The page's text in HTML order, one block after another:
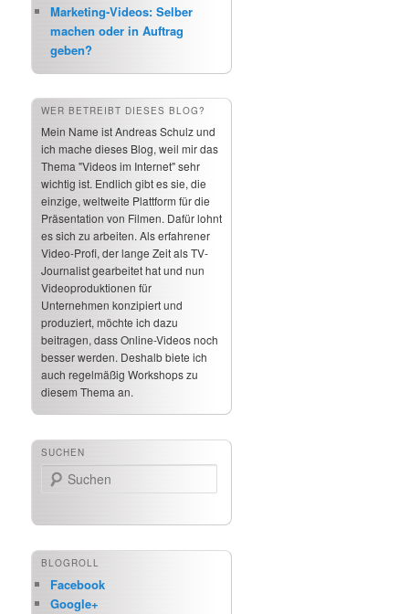
Marketing-Videos: Selber
machen oder in Auftrag
geben?
WER BETREIBT DIESES BLOG?
Mein Name ist Andreas Schulz und
ich mache dieses Blog, weil mir das
Thema "Videos im Internet" sehr
wichtig ist. Endlich gibt es sie, die
einzige, weltweite Plattform für die
Präsentation von Filmen. Dafür lohnt
es sich zu arbeiten. Als erfahrener
Video-Profi, der lange Zeit als TV-
Journalist gearbeitet hat und nun
Videoproduktionen für
Unternehmen konzipiert und
produziert, möchte ich dazu
beitragen, dass Online-Videos noch
besser werden. Deshalb biete ich
auch regelmäßig Workshops zu
diesem Thema an.
SUCHEN
Suchen
BLOGROLL
Facebook
Google+